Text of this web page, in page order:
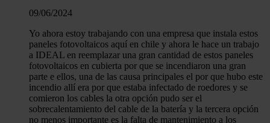
09/06/2024
Yo ahora estoy trabajando con una empresa que instala estos
paneles fotovoltaicos aquí en chile y ahora le hace un trabajo
a IDEAL en reemplazar una gran cantidad de estos paneles
fotovoltaicos en cubierta por que se incendiaron una gran
parte e ellos, una de las causa principales el por que hubo este
incendio allí era por que estaba infectado de roedores y se
comieron los cables la otra opción pudo ser el
sobrecalentamiento del cable de la batería y la tercera opción
no menos importante es la falta de mantenimiento a los